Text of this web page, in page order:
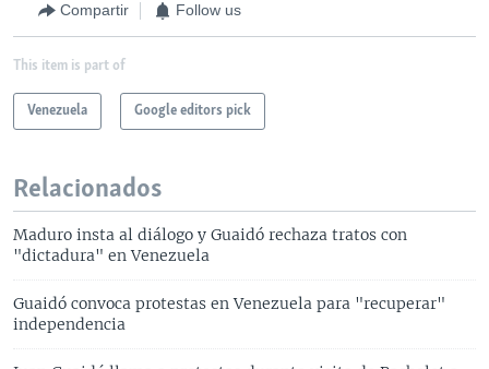
Compartir Follow us
This item is part of
Venezuela Google editors pick
Relacionados
Maduro insta al diálogo y Guaidó rechaza tratos con
"dictadura" en Venezuela
Guaidó convoca protestas en Venezuela para "recuperar"
independencia